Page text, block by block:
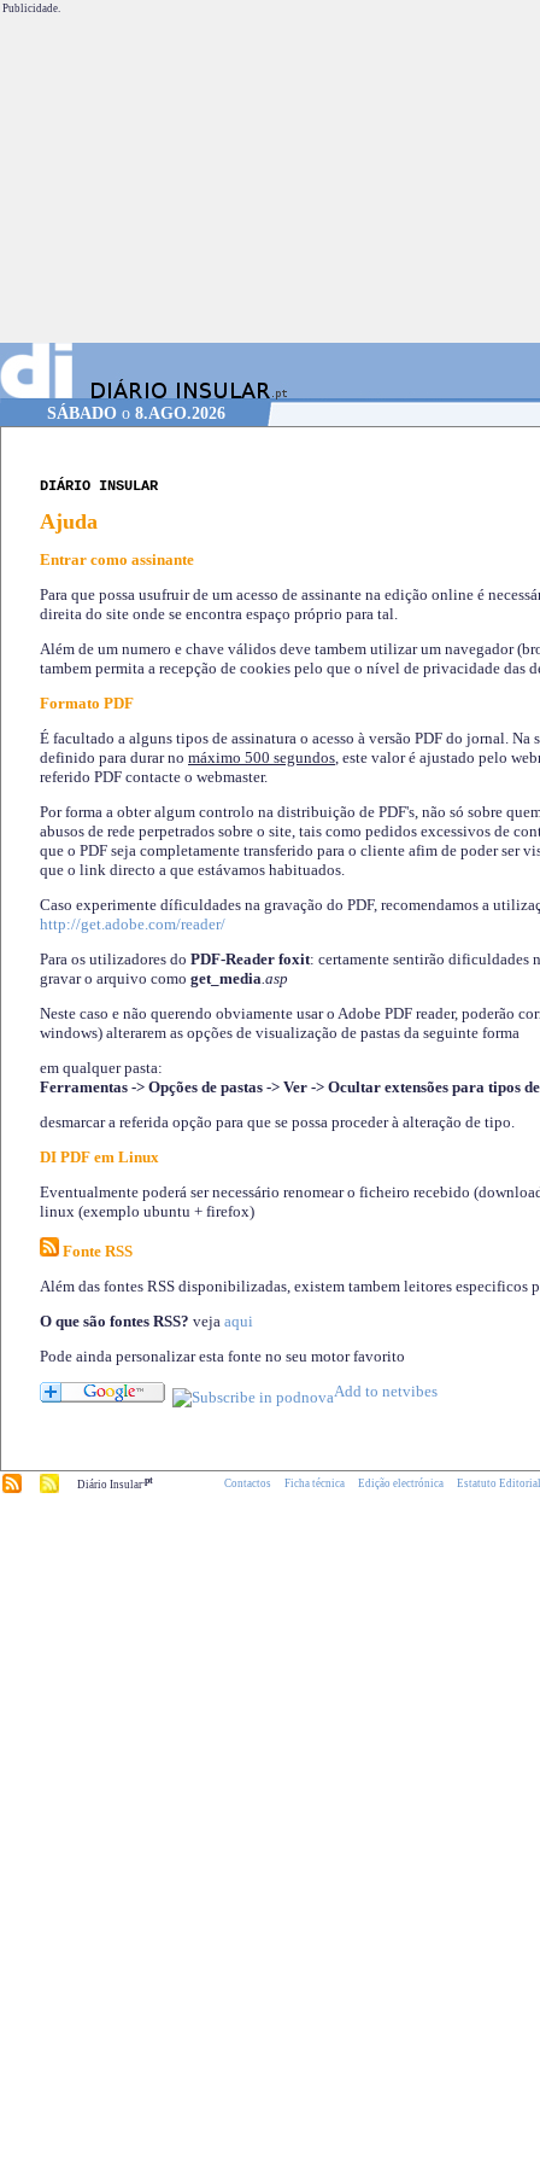
Publicidade.
SÁBADOo 8.AGO.2026
DIÁRIO INSULAR
Ajuda
Entrar como assinante
Para que possa usufruir de um acesso de assinante na edição online é
direita do site onde se encontra espaço próprio para tal.
Além de um numero e chave válidos deve tambem utilizar um navegador
tambem permita a recepção de cookies pelo que o nível de privacidade das
Formato PDF
É facultado a alguns tipos de assinatura o acesso à versão PDF do jornal. Na
definido para durar no máximo 500 segundos, este valor é ajustado pelo
referido PDF contacte o webmaster.
Por forma a obter algum controlo na distribuição de PDF's, não só sobre
abusos de rede perpetrados sobre o site, tais como pedidos excessivos de
que o PDF seja completamente transferido para o cliente afim de poder ser
que o link directo a que estávamos habituados.
Caso experimente díficuldades na gravação do PDF, recomendamos a
http://get.adobe.com/reader/
Para os utilizadores do PDF-Reader foxit: certamente sentirão dificuldades
gravar o arquivo como get_media.asp
Neste caso e não querendo obviamente usar o Adobe PDF reader, poderão
windows) alterarem as opções de visualização de pastas da seguinte forma
em qualquer pasta:
Ferramentas -> Opções de pastas -> Ver -> Ocultar extensões para tipos
desmarcar a referida opção para que se possa proceder à alteração de tipo.
DI PDF em Linux
Eventualmente poderá ser necessário renomear o ficheiro recebido
linux (exemplo ubuntu + firefox)
Fonte RSS
Além das fontes RSS disponibilizadas, existem tambem leitores especificos
O que são fontes RSS? veja aqui
Pode ainda personalizar esta fonte no seu motor favorito
Diário Insular.pt Contactos Ficha técnica Edição electrónica Estatuto Editorial